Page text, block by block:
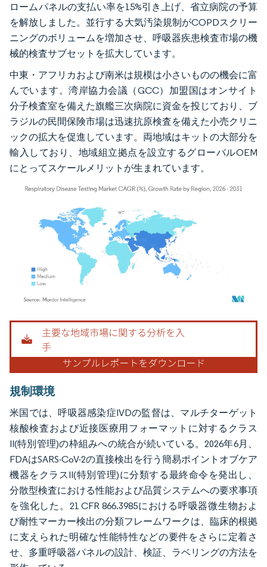
ロームパネルの支払い率を15%引き上げ、省立病院の予算
を解放しました。並行する大気汚染規制がCOPDスクリー
ニングのボリュームを増加させ、呼吸器疾患検査市場の機
械的検査サブセットを拡大しています。
中東・アフリカおよび南米は規模は小さいものの機会に富
んでいます。湾岸協力会議（GCC）加盟国はオンサイト
分子検査室を備えた旗艦三次病院に資金を投じており、ブ
ラジルの民間保険市場は迅速抗原検査を備えた小売クリニ
ックの拡大を促進しています。両地域はキットの大部分を
輸入しており、地域組立拠点を設立するグローバルOEM
にとってスケールメリットが生まれています。
画像 © Mordor Intelligence。再利用にはCC BY 4.0の表示が必要です。
規制環境
米国では、呼吸器感染症IVDの監督は、マルチターゲット
核酸検査および近接医療用フォーマットに対するクラス
II(特別管理)の枠組みへの統合が続いている。2026年6月、
FDAはSARS-CoV-2の直接検出を行う簡易ポイントオブケア
機器をクラスII(特別管理)に分類する最終命令を発出し、
分散型検査における性能および品質システムへの要求事項
を強化した。21 CFR 866.3985における呼吸器微生物およ
び耐性マーカー検出の分類フレームワークは、臨床的根拠
に支えられた明確な性能特性などの要件をさらに定着さ
せ、多重呼吸器パネルの設計、検証、ラベリングの方法を